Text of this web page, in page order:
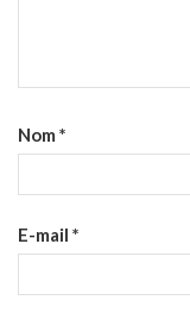
Nom *
E-mail *